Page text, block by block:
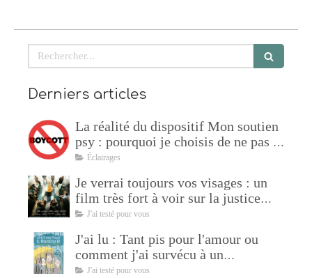
Rechercher
Derniers articles
La réalité du dispositif Mon soutien
psy : pourquoi je choisis de ne pas y
adhérer !
Éclairages
Je verrai toujours vos visages : un
film très fort à voir sur la justice
restaurative
J'ai testé pour vous
J'ai lu : Tant pis pour l'amour ou
comment j'ai survécu à un
manipulateur de Sophie Lambda
J'ai testé pour vous